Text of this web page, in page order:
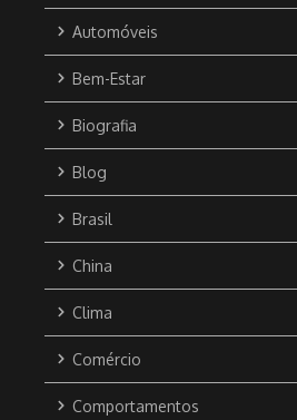
Automóveis
Bem-Estar
Biografia
Blog
Brasil
China
Clima
Comércio
Comportamentos